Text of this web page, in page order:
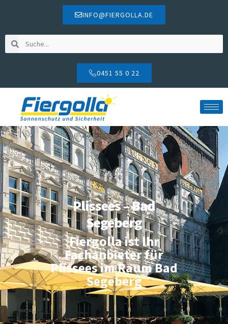
INFO@FIERGOLLA.DE
0451 55 0 22
Plissees – Bad
Segeberg
Fiergolla ist Ihr
Fachanbieter für
Plissees im Raum Bad
Segeberg